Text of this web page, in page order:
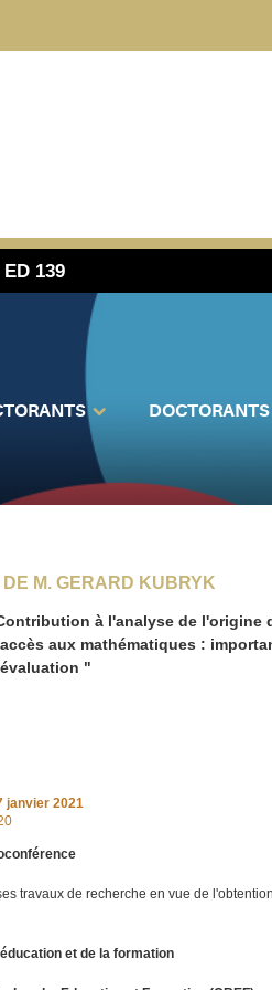
139
DOCTORANTS
M. GERARD KUBRYK
à l'analyse de l'origine
aux mathématiques :
"
janvier 2021
travaux de recherche en vue de
et de la formation